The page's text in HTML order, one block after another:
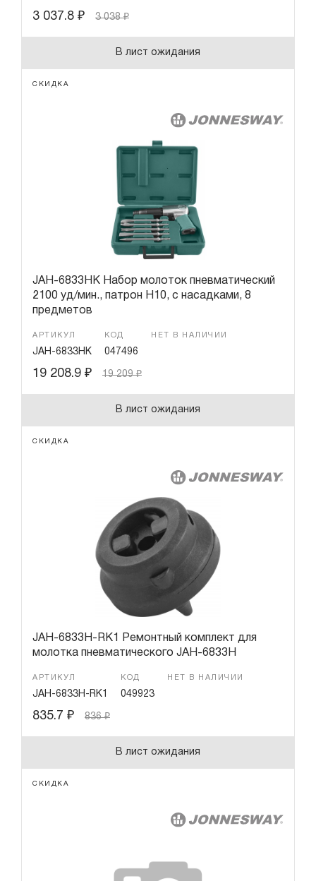
3 037.8 ₽ 3 038₽
В лист ожидания
СКИДКА
JAH-6833HK Набор молоток пневматический
2100 уд/мин., патрон H10, с насадками, 8
предметов
АРТИКУЛ
JAH-6833HK
КОД
047496
НЕТ В НАЛИЧИИ
19 208.9 ₽ 19 209₽
В лист ожидания
СКИДКА
JAH-6833H-RK1 Ремонтный комплект для
молотка пневматического JAH-6833H
АРТИКУЛ
JAH-6833H-RK1
КОД
049923
НЕТ В НАЛИЧИИ
835.7 ₽ 836₽
В лист ожидания
СКИДКА